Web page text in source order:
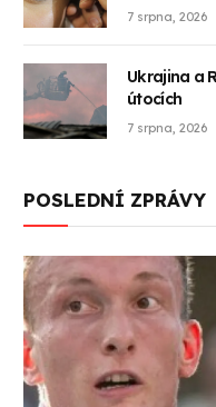
7 srpna, 2026
Ukrajina a
útocích
7 srpna, 2026
POSLEDNÍ ZPRÁVY